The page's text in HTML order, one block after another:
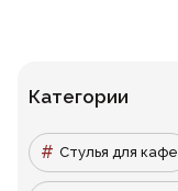
Категории
Стулья для кафе